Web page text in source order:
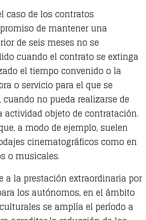
caso de los contratos
de mantener una
de seis meses no se
cuando el contrato se extinga
el tiempo convenido o la
o servicio para el que se
no pueda realizarse de
objeto de contratación.
a modo de ejemplo, suelen
cinematográficos como en
o musicales.
a la prestación extraordinaria por
los autónomos, en el ámbito
se amplía el período a